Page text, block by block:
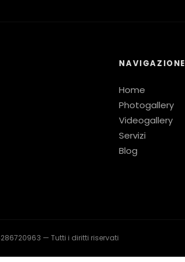
NAVIGAZIONE
Home
Photogallery
Videogallery
Servizi
Blog
— Tutti i diritti riservati